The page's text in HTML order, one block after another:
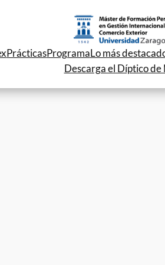
PrácticasProgramaLo más
Descarga el Díptico de